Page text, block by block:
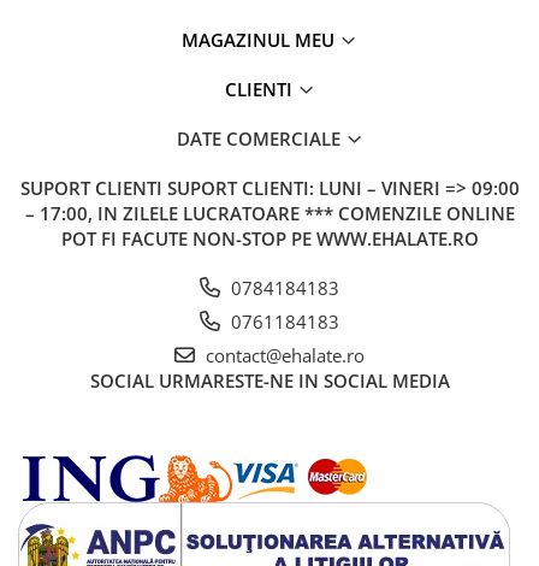
MAGAZINUL MEU
CLIENTI
DATE COMERCIALE
SUPORT CLIENTI SUPORT CLIENTI: LUNI – VINERI => 09:00
– 17:00, IN ZILELE LUCRATOARE *** COMENZILE ONLINE
POT FI FACUTE NON-STOP PE WWW.EHALATE.RO
0784184183
0761184183
contact@ehalate.ro
SOCIAL URMARESTE-NE IN SOCIAL MEDIA